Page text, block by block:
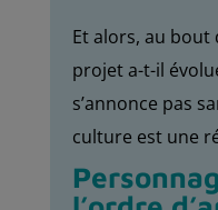
Et alors, au bout
projet a-t-il
s’annonce pas
culture est une